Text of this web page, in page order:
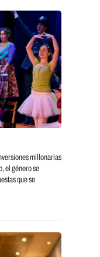
millonarias
el género se
que se